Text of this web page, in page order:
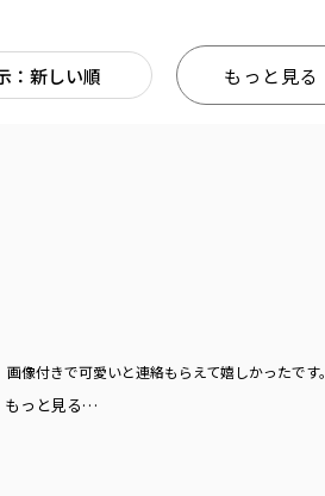
：新しい順 もっと見る
像付きで可愛いと連絡もらえて嬉しかったです。
もっと見る…